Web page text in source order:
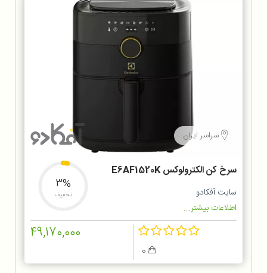
سراسر ایران
سرخ کن الکترولوکس E6AF1520K
سایت آفکادو
اطلاعات بیشتر...
3%
تخفیف
49,170,000